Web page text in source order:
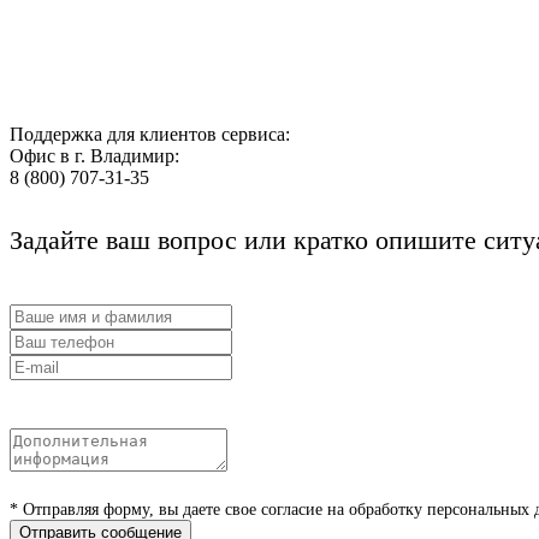
Поддержка для клиентов сервиса:
Офис в г. Владимир:
8 (800) 707-31-35
Задайте ваш вопрос или кратко опишите
* Отправляя форму, вы даете свое согласие на обработку персональных
Отправить сообщение